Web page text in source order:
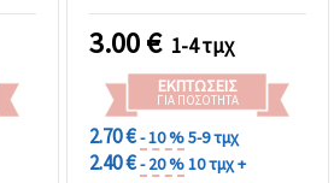
3.00€ 1-4 τμχ
ΕΚΠΤΏΣΕΙΣ
ΓΙΑ ΠΟΣΌΤΗΤΑ
2.70 €- 10 %5-9 τμχ
2.40 €- 20 %10 τμχ +